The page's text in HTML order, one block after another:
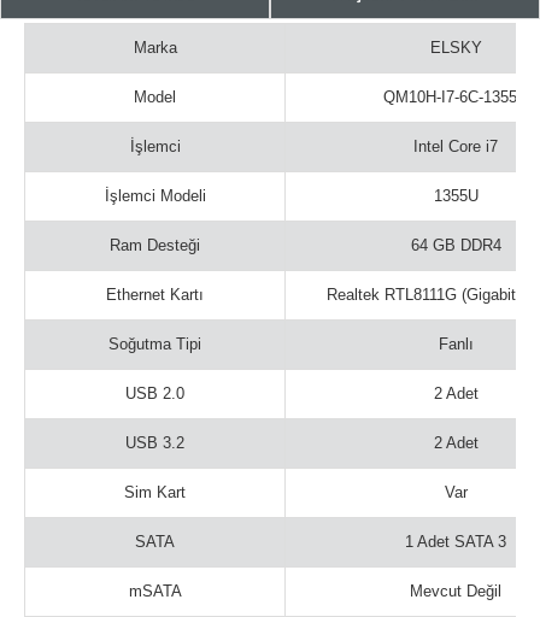
Marka ELSKY
Model QM10H-I7-6C-1355U
İşlemci Intel Core i7
İşlemci Modeli 1355U
Ram Desteği 64 GB DDR4
Ethernet Kartı Realtek RTL8111G (Gigabit
Soğutma Tipi Fanlı
USB 2.0 2 Adet
USB 3.2 2 Adet
Sim Kart Var
SATA 1 Adet SATA 3
mSATA Mevcut Değil